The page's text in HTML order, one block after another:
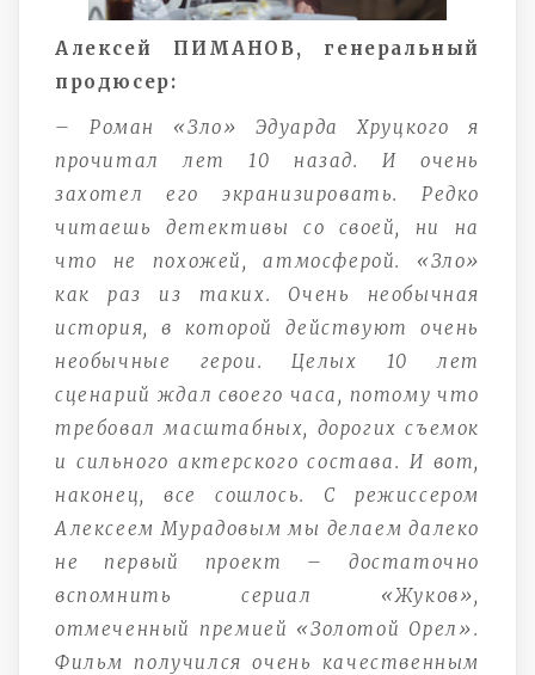
Алексей ПИМАНОВ, генеральный
продюсер:
– Роман «Зло» Эдуарда Хруцкого я
прочитал лет 10 назад. И очень
захотел его экранизировать. Редко
читаешь детективы со своей, ни на
что не похожей, атмосферой. «Зло»
как раз из таких. Очень необычная
история, в которой действуют очень
необычные герои. Целых 10 лет
сценарий ждал своего часа, потому что
требовал масштабных, дорогих съемок
и сильного актерского состава. И вот,
наконец, все сошлось. С режиссером
Алексеем Мурадовым мы делаем далеко
не первый проект – достаточно
вспомнить сериал «Жуков»,
отмеченный премией «Золотой Орел».
Фильм получился очень качественным